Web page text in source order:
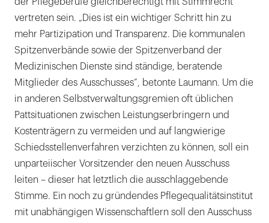
vertreten sein. „Dies ist ein wichtiger Schritt hin zu
mehr Partizipation und Transparenz. Die kommunalen
Spitzenverbände sowie der Spitzenverband der
Medizinischen Dienste sind ständige, beratende
Mitglieder des Ausschusses“, betonte Laumann. Um die
in anderen Selbstverwaltungsgremien oft üblichen
Pattsituationen zwischen Leistungserbringern und
Kostenträgern zu vermeiden und auf langwierige
Schiedsstellenverfahren verzichten zu können, soll ein
unparteiischer Vorsitzender den neuen Ausschuss
leiten – dieser hat letztlich die ausschlaggebende
Stimme. Ein noch zu gründendes Pflegequalitätsinstitut
mit unabhängigen Wissenschaftlern soll den Ausschuss